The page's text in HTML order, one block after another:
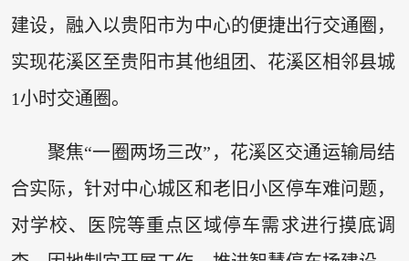
建设，融入以贵阳市为中心的便捷出行交通圈，
实现花溪区至贵阳市其他组团、花溪区相邻县城
1小时交通圈。
聚焦“一圈两场三改”，花溪区交通运输局结
合实际，针对中心城区和老旧小区停车难问题，
对学校、医院等重点区域停车需求进行摸底调